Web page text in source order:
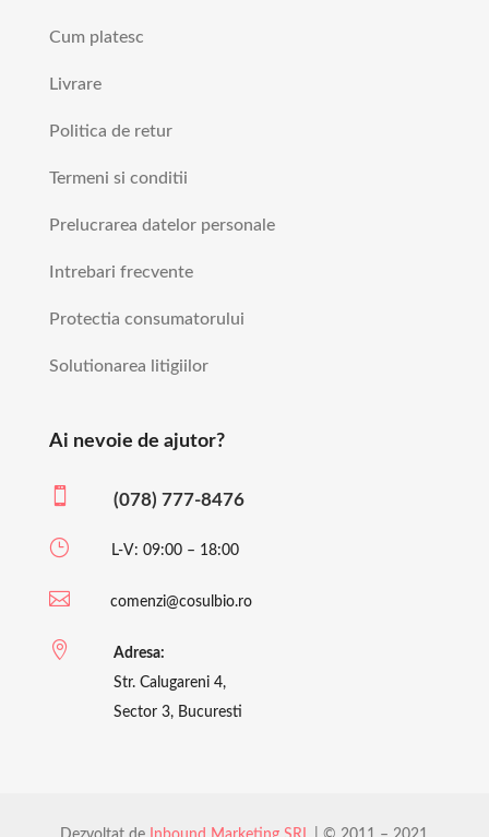
Cum platesc
Livrare
Politica de retur
Termeni si conditii
Prelucrarea datelor personale
Intrebari frecvente
Protectia consumatorului
Solutionarea litigiilor
Ai nevoie de ajutor?
 (078) 777-8476
} L-V: 09:00 – 18:00
 comenzi@cosulbio.ro

Adresa:
Str. Calugareni 4,
Sector 3, Bucuresti